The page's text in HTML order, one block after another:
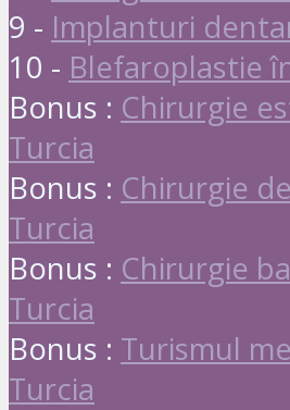
9 - Implanturi
10 - Blefaroplastie
Bonus : Chirurgie
Turcia
Bonus : Chirurgie
Turcia
Bonus : Chirurgie
Turcia
Bonus : Turismul
Turcia